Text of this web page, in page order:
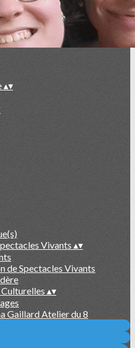
sociaux
▴▾
Vivants ▴▾
de Spectacles Vivants
▴▾
Gaillard Atelier du 8